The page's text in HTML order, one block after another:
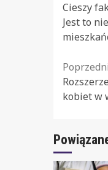
Cieszy
Jest to
kobiet w